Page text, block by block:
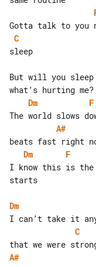
C
But will you
Dm
F
A#
Dm
F
I know this is the
starts
Dm
C
A#